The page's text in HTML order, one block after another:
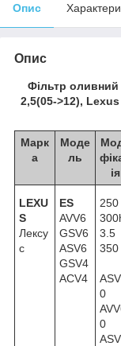
Опис
Опис
Фільтр оливний
2,5(05->12),
Марк
а
Моде
ль
ія
LEXU
S
Лексу
с
ES
AVV6
GSV6
ASV6
GSV4
ACV4
250
3.5
350
0
0